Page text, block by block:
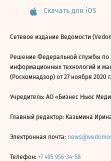
Скачать для iOS
Сетевое издание Ведомости
Решение Федеральной службы по
информационных технологий и
(Роскомнадзор) от 27 ноября 2020
Учредитель: АО «Бизнес Ньюс
Главный редактор: Казьмина
Электронная почта:
Телефон: +7 495 956-34-58